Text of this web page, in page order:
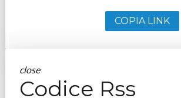
COPIA LINK
close
Codice Rss